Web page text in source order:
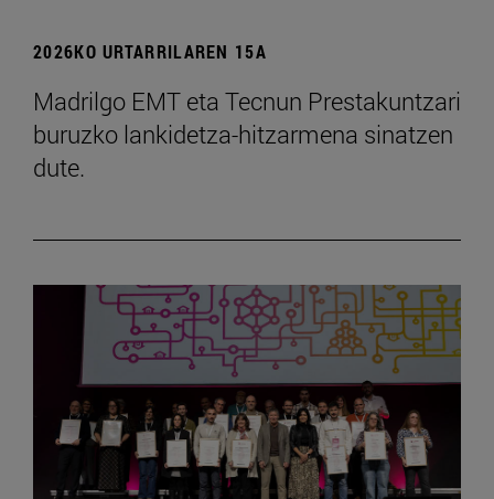
2026KO URTARRILAREN 15A
Madrilgo EMT eta Tecnun Prestakuntzari
buruzko lankidetza-hitzarmena sinatzen
dute.